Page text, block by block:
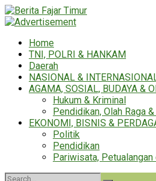
Home
TNI, POLRI & HANKAM
Daerah
NASIONAL &
AGAMA, SOSIAL, BUDAYA &
Hukum & Kriminal
Pendidikan, Olah Raga
EKONOMI, BISNIS &
Politik
Pendidikan
Pariwisata, Petualangan